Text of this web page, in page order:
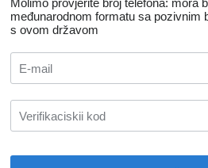
Molimo provjerite broj telefona: mora
međunarodnom formatu sa pozivnim
s ovom državom